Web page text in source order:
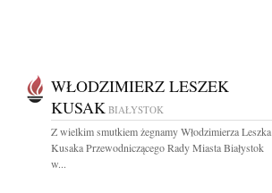
WŁODZIMIERZ LESZEK
KUSAK BIAŁYSTOK
Z wielkim smutkiem żegnamy Włodzimierza Leszka
Kusaka Przewodniczącego Rady Miasta Białystok
w...